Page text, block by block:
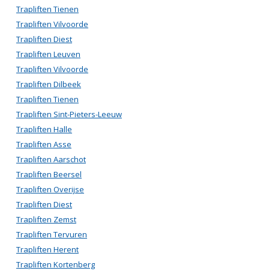
Trapliften Tienen
Trapliften Vilvoorde
Trapliften Diest
Trapliften Leuven
Trapliften Vilvoorde
Trapliften Dilbeek
Trapliften Tienen
Trapliften Sint-Pieters-Leeuw
Trapliften Halle
Trapliften Asse
Trapliften Aarschot
Trapliften Beersel
Trapliften Overijse
Trapliften Diest
Trapliften Zemst
Trapliften Tervuren
Trapliften Herent
Trapliften Kortenberg